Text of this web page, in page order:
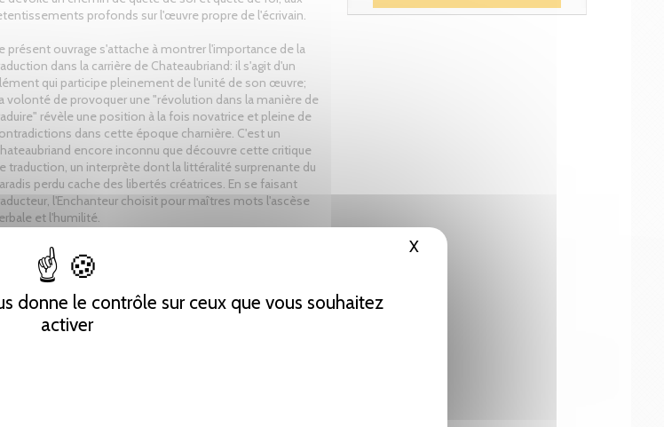
donne le contrôle sur ceux que vous souhaitez
activer
X Masquer le bandeau des cookies
profonds sur l'œuvre propre de l'écrivain.
présent ouvrage s'attache à montrer l'importance de la
dans la carrière de Chateaubriand: il s'agit d'un
qui participe pleinement de l'unité de son œuvre;
volonté de provoquer une "révolution dans la manière de
révèle une position à la fois novatrice et pleine de
dans cette époque charnière. C'est un
encore inconnu que découvre cette critique
traduction, un interprète dont la littéralité surprenante du
perdu cache des libertés créatrices. En se faisant
l'Enchanteur choisit pour maîtres mots l'ascèse
et l'humilité.
Tweet Partager